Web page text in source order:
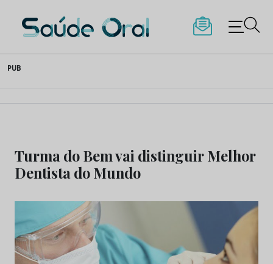
to
content
Saúde Oral
PUB
Turma do Bem vai distinguir Melhor
Dentista do Mundo